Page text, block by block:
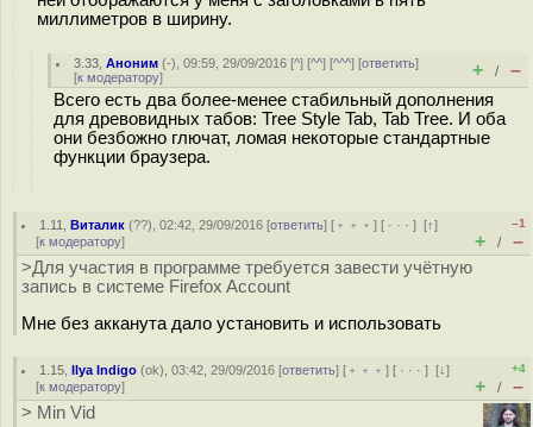
миллиметров в ширину.
3.33 ,Аноним (-), 09:59, 29/09/2016 [^] [^^] [^^^] [ответить]
[к модератору] + / –
Всего есть два более-менее стабильный дополнения
для древовидных табов: Tree Style Tab, Tab Tree. И оба
они безбожно глючат, ломая некоторые стандартные
функции браузера.
1.11 ,Виталик (??), 02:42, 29/09/2016 [ответить] [ ﹢﹢﹢] [ · · ·][↑]
[к модератору]
–1
+ / –
>Для участия в программе требуется завести учётную
запись в системе Firefox Account
Мне без акканута дало установить и использовать
1.15 ,Ilya Indigo (ok), 03:42, 29/09/2016 [ответить] [ ﹢﹢﹢] [ · · ·][↓]
[к модератору]
+4
+ / –
> Min Vid